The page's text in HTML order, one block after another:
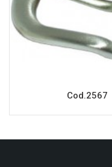
Cod.2567